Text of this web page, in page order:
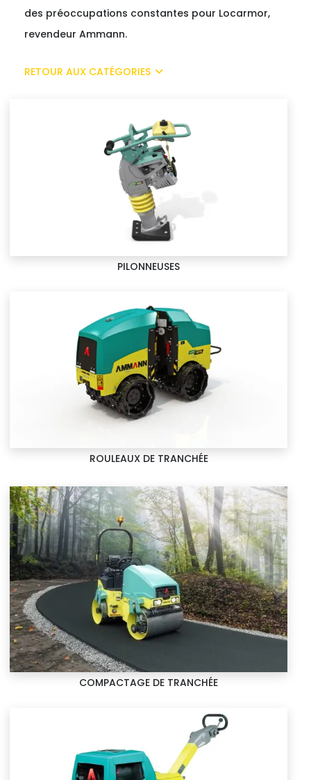
des préoccupations constantes pour Locarmor,
revendeur Ammann.
RETOUR AUX CATÉGORIES
PILONNEUSES
ROULEAUX DE TRANCHÉE
COMPACTAGE DE TRANCHÉE